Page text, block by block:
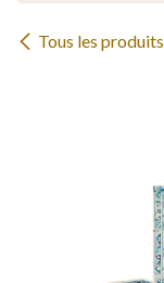
Tous les produits